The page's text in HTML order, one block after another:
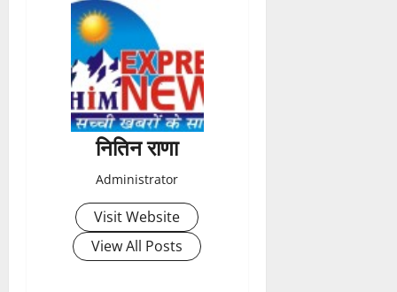
नितिन राणा
Administrator
Visit Website
View All Posts